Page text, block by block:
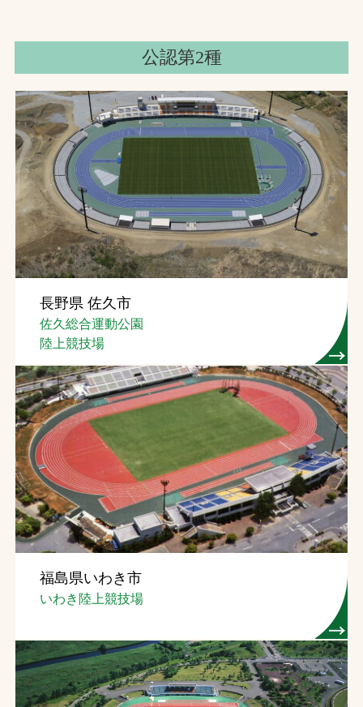
公認第2種
長野県 佐久市
佐久総合運動公園
陸上競技場
福島県いわき市
いわき陸上競技場